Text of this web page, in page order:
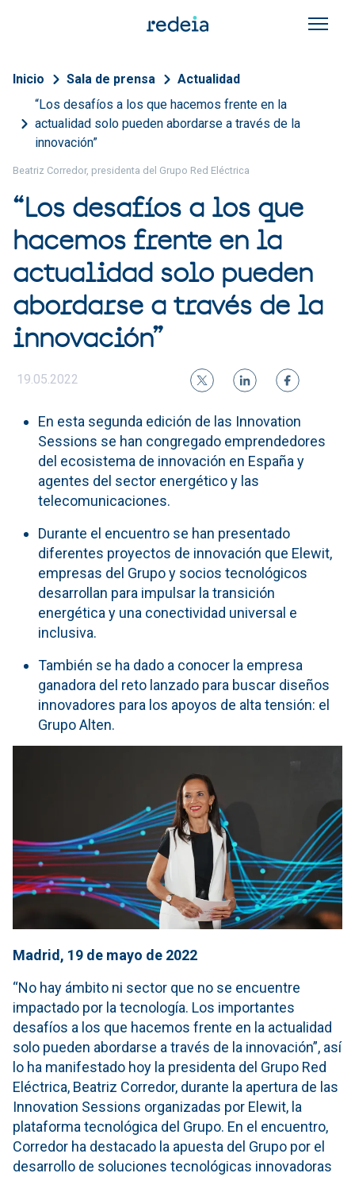
Sobrescribir enlaces de
Inicio Sala de prensa
Actualidad
“Los desafíos a los que hacemos frente en la
actualidad solo pueden abordarse a través de la
innovación”
Beatriz Corredor, presidenta del Grupo Red Eléctrica
“Los desafíos a los que
hacemos frente en la
actualidad solo pueden
abordarse a través de la
innovación”
19.05.2022
En esta segunda edición de las Innovation
Sessions se han congregado emprendedores
del ecosistema de innovación en España y
agentes del sector energético y las
telecomunicaciones.
Durante el encuentro se han presentado
diferentes proyectos de innovación que Elewit,
empresas del Grupo y socios tecnológicos
desarrollan para impulsar la transición
energética y una conectividad universal e
inclusiva.
También se ha dado a conocer la empresa
ganadora del reto lanzado para buscar diseños
innovadores para los apoyos de alta tensión: el
Grupo Alten.
Madrid, 19 de mayo de 2022
“No hay ámbito ni sector que no se encuentre
impactado por la tecnología. Los importantes
desafíos a los que hacemos frente en la actualidad
solo pueden abordarse a través de la innovación”, así
lo ha manifestado hoy la presidenta del Grupo Red
Eléctrica, Beatriz Corredor, durante la apertura de las
Innovation Sessions organizadas por Elewit, la
plataforma tecnológica del Grupo. En el encuentro,
Corredor ha destacado la apuesta del Grupo por el
desarrollo de soluciones tecnológicas innovadoras